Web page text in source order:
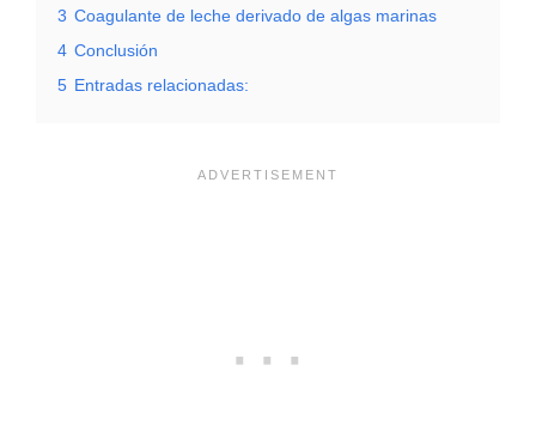
3 Coagulante de leche derivado de algas marinas
4 Conclusión
5 Entradas relacionadas: